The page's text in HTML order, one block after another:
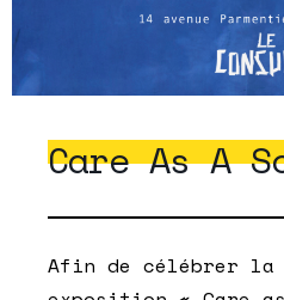
Care As A
Afin de célébrer la